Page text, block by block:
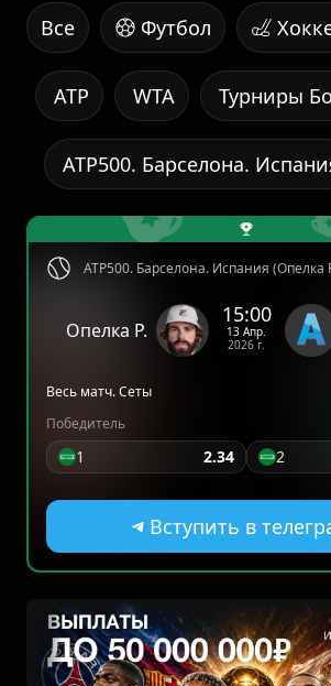
Все Футбол
WTA
ATP Турниры
ATP500. Барселона.
ATP500. Барселона. Испания (Опелка
Опелка Р.
15:00
13 Апр.
2026 г.
Весь матч. Сеты
Победитель
1 2.34 2
Вступить в